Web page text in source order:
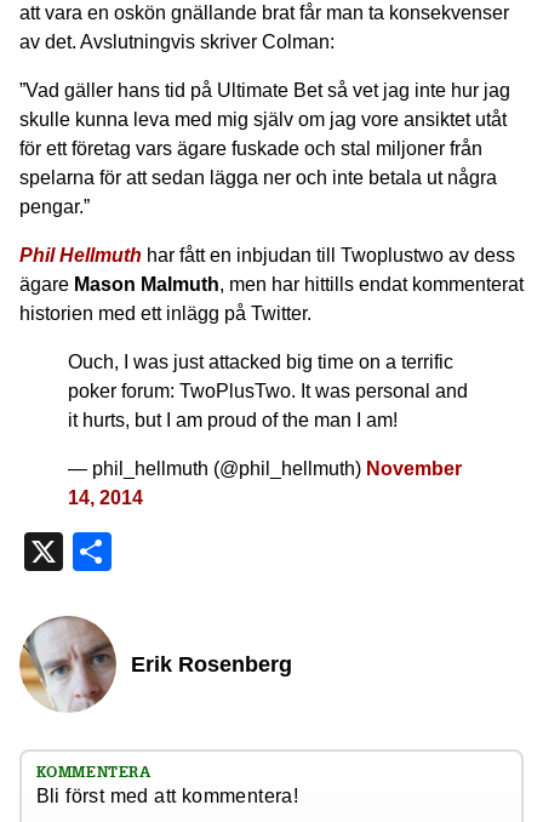
att vara en oskön gnällande brat får man ta konsekvenser
av det. Avslutningvis skriver Colman:
”Vad gäller hans tid på Ultimate Bet så vet jag inte hur jag
skulle kunna leva med mig själv om jag vore ansiktet utåt
för ett företag vars ägare fuskade och stal miljoner från
spelarna för att sedan lägga ner och inte betala ut några
pengar.”
Phil Hellmuth har fått en inbjudan till Twoplustwo av dess
ägare Mason Malmuth, men har hittills endat kommenterat
historien med ett inlägg på Twitter.
Ouch, I was just attacked big time on a terrific
poker forum: TwoPlusTwo. It was personal and
it hurts, but I am proud of the man I am!
— phil_hellmuth (@phil_hellmuth) November
14, 2014
X
Erik Rosenberg
KOMMENTERA
Bli först med att kommentera!